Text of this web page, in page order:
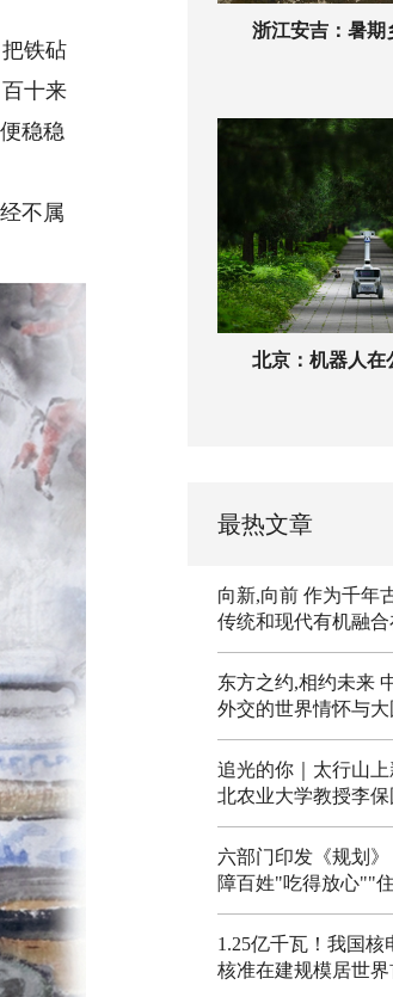
铁砧
十来
稳稳
不属
浙江安吉：暑期
北京：机器人在
最热文章
向新,向前 作为千年
传统和现代有机融合
东方之约,相约未来
外交的世界情怀与大
追光的你｜太行山
北农业大学教授李保
六部门印发《规划》
障百姓"吃得放心""
1.25亿千瓦！我国核
核准在建规模居世界